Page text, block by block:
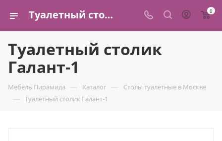
Туалетный столик Галант-1 купить в Москве — ФМ "Пирамида" 0
Туалетный столик
Галант-1
Мебель Пирамида — Каталог — Столы туалетные в Москве
— Туалетный столик Галант-1